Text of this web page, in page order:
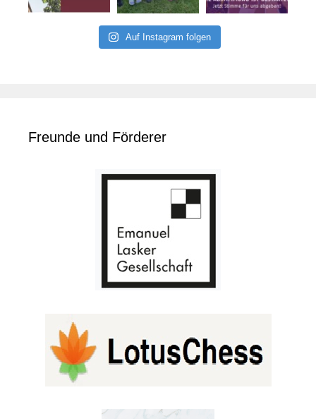
Auf Instagram folgen
Freunde und Förderer